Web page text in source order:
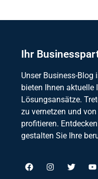
Ihr
Unser Business-Blog
bieten Ihnen
Lösungsansätze.
zu vernetzen und
profitieren.
gestalten Sie Ihre